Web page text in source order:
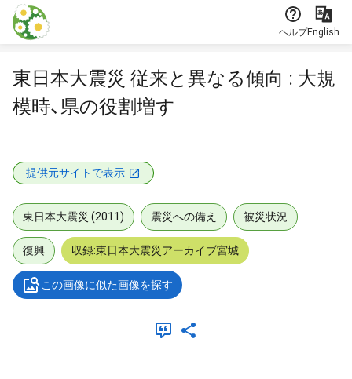
本文に飛ぶ
ヘルプEnglish
東日本大震災 従来と異なる傾向 : 大規
模時、県の役割増す
提供元サイトで表示
東日本大震災 (2011) 震災への備え 被災状況
復興 収録:東日本大震災アーカイブ宮城
この画像に似た画像を探す